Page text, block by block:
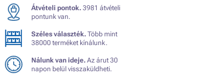
Átvételi pontok.3981 átvételi
pontunk van.
Széles választék.Több mint
38000 terméket kínálunk.
Nálunk van ideje.Az árut 30
napon belül visszaküldheti.